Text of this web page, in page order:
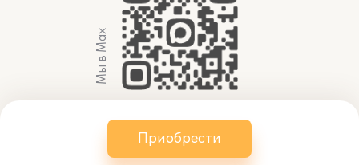
Приобрести
Мы в Max
© 2011-2026 АО «Группа 1С» (правопреемник ООО
«1С»). Все права защищены.
websol@1c.ru